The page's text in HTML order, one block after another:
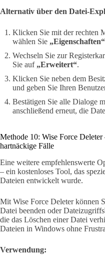
Alternativ über den Datei-
Klicken Sie mit der rechten
wählen Sie „Eigenschaften“
Wechseln Sie zur
Sie auf „Erweitert“.
Klicken Sie neben dem
und geben Sie Ihren
Bestätigen Sie alle Dialoge
anschließend erneut, die
Methode 10: Wise Force
hartnäckige Fälle
Eine weitere empfehlenswerte
– ein kostenloses Tool, das
Dateien entwickelt wurde.
Mit Wise Force Deleter können
Datei beenden oder
die das Löschen einer Datei
Dateien in Windows ohne
Verwendung: